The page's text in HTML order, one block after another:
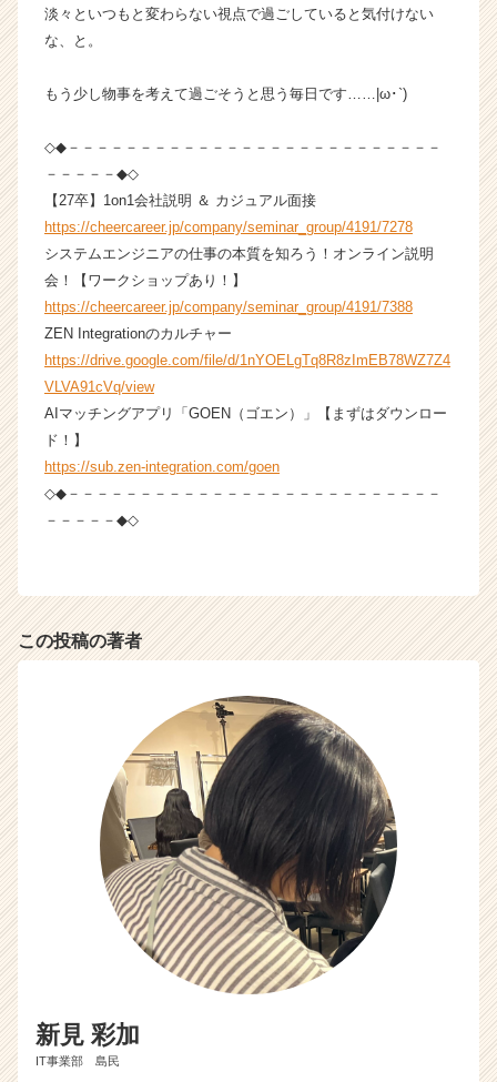
ア
e
C
r
e
r）
淡々といつもと変わらない視点で過ごしていると気付けない
な、と。
もう少し物事を考えて過ごそうと思う毎日です……|ω･`)
◇◆－－－－－－－－－－－－－－－－－－－－－－－－－－
－－－－－◆◇
【27卒】1on1会社説明 ＆ カジュアル面接
https://cheercareer.jp/company/seminar_group/4191/7278
システムエンジニアの仕事の本質を知ろう！オンライン説明
会！【ワークショップあり！】
https://cheercareer.jp/company/seminar_group/4191/7388
ZEN Integrationのカルチャー
https://drive.google.com/file/d/1nYOELgTq8R8zImEB78WZ7Z4
VLVA91cVq/view
AIマッチングアプリ「GOEN（ゴエン）」【まずはダウンロー
ド！】
https://sub.zen-integration.com/goen
◇◆－－－－－－－－－－－－－－－－－－－－－－－－－－
－－－－－◆◇
この投稿の著者
新見 彩加
IT事業部 島民